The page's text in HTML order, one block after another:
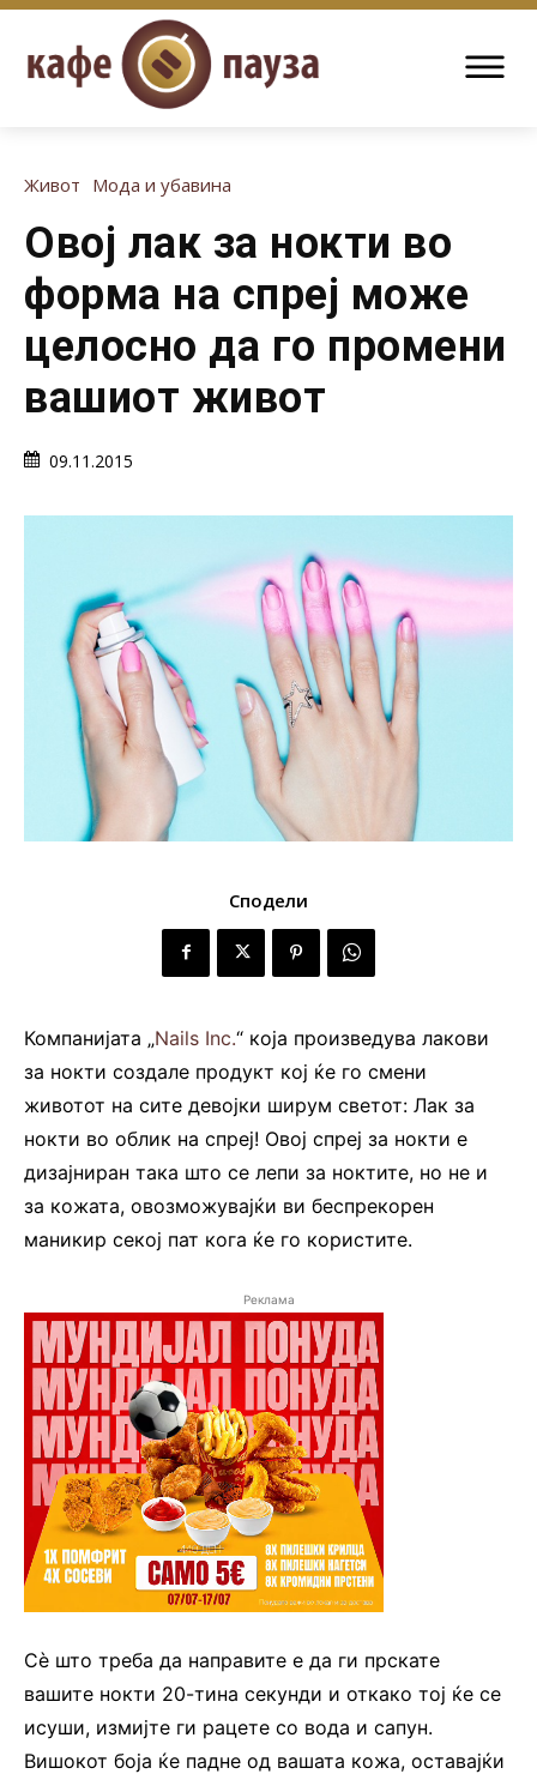
Живот Мода и убавина
Овој лак за нокти во
форма на спреј може
целосно да го промени
вашиот живот
09.11.2015
Сподели
Компанијата „Nails Inc.“ која произведува лакови
за нокти создале продукт кој ќе го смени
животот на сите девојки ширум светот: Лак за
нокти во облик на спреј! Овој спреј за нокти е
дизајниран така што се лепи за ноктите, но не и
за кожата, овозможувајќи ви беспрекорен
маникир секој пат кога ќе го користите.
Реклама
Сè што треба да направите е да ги прскате
вашите нокти 20-тина секунди и откако тој ќе се
исуши, измијте ги рацете со вода и сапун.
Вишокот боја ќе падне од вашата кожа, оставајќи